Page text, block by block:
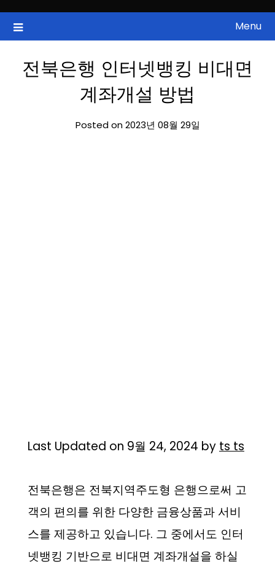
content
ZAN 주식정보
국내증시, 해외증시, 급등주, 낙폭과대, 골든크로스, 상한가, 하한가 등
의 주식 정보.
Menu
전북은행 인터넷뱅킹 비대면
계좌개설 방법
Posted on 2023년 08월 29일
Last Updated on 9월 24, 2024 by ts ts
전북은행은 전북지역주도형 은행으로써 고
객의 편의를 위한 다양한 금융상품과 서비
스를 제공하고 있습니다. 그 중에서도 인터
넷뱅킹 기반으로 비대면 계좌개설을 하실